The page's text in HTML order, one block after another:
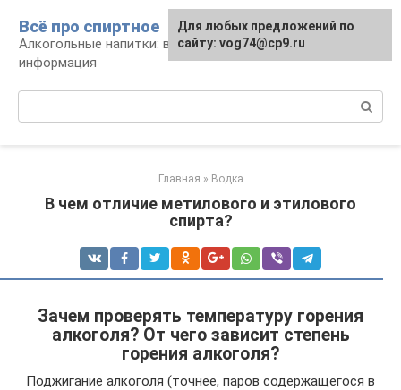
контенту
Всё про спиртное
Алкогольные напитки: виды, рецепты,
информация
Главная » Водка
В чем отличие метилового и этилового
спирта?
Зачем проверять температуру горения
алкоголя? От чего зависит степень
горения алкоголя?
Поджигание алкоголя (точнее, паров содержащегося в
Для любых предложений по
сайту: vog74@cp9.ru